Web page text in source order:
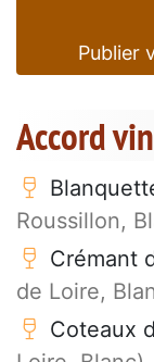
Publier
Accord
Roussillon,
Crémant
de Loire,
Coteaux